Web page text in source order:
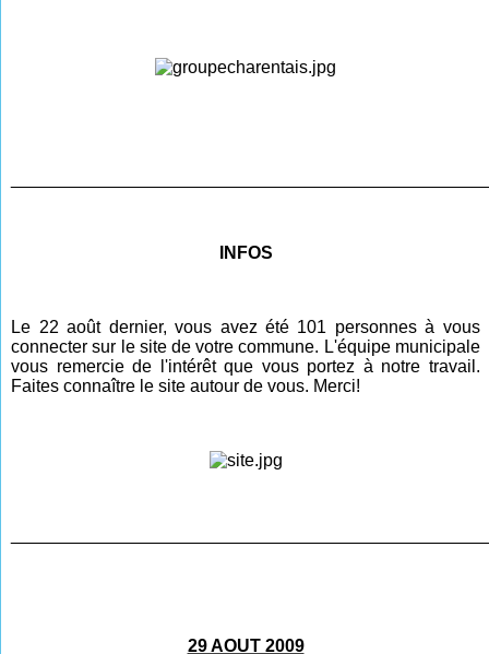
INFOS
Le 22 août dernier, vous avez été 101 personnes à vous
connecter sur le site de votre commune. L'équipe municipale
vous remercie de l'intérêt que vous portez à notre travail.
Faites connaître le site autour de vous. Merci!
29 AOUT 2009